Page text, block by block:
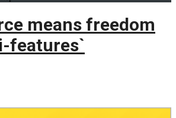
means freedom
features`